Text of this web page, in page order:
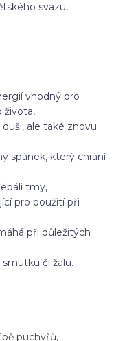
svazu,
vhodný pro
života,
ale také znovu
spánek, který chrání
tmy,
pro použití při
při důležitých
či žalu.
puchýřů,